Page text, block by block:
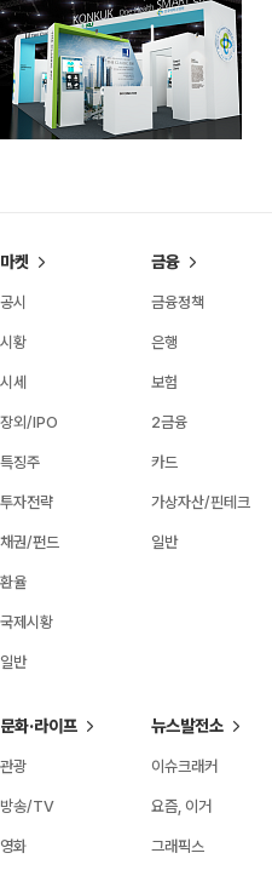
마켓
공시
시황
시세
장외/IPO
특징주
투자전략
채권/펀드
환율
국제시황
일반
금융
금융정책
은행
보험
2금융
카드
가상자산/핀테크
일반
문화·라이프
관광
방송/TV
영화
뉴스발전소
이슈크래커
요즘, 이거
그래픽스